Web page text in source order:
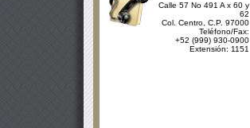
Calle 57 No 491 A x 60 y
62
Col. Centro, C.P. 97000
Teléfono/Fax:
+52 (999) 930-0900
Extensión: 1151